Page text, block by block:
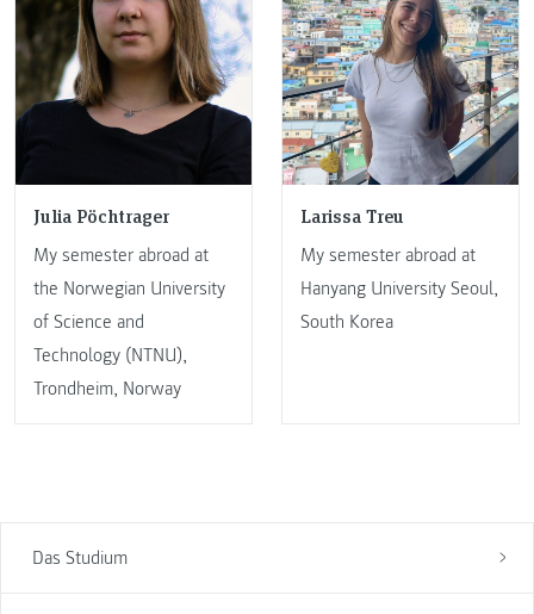
Das Studium
Julia Pöchtrager
My semester abroad at
the Norwegian University
of Science and
Technology (NTNU),
Trondheim, Norway
Larissa Treu
My semester abroad at
Hanyang University Seoul,
South Korea